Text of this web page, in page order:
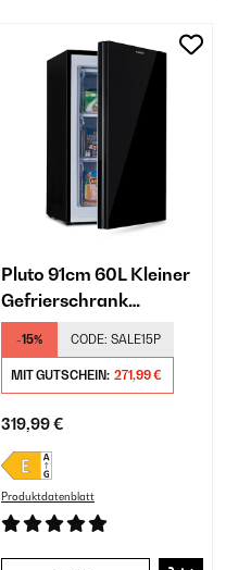
Pluto 91cm 60L Kleiner
Gefrierschrank
Schwarz
-15% CODE: SALE15P
MIT GUTSCHEIN: 271,99 €
319,99 €
Produktdatenblatt